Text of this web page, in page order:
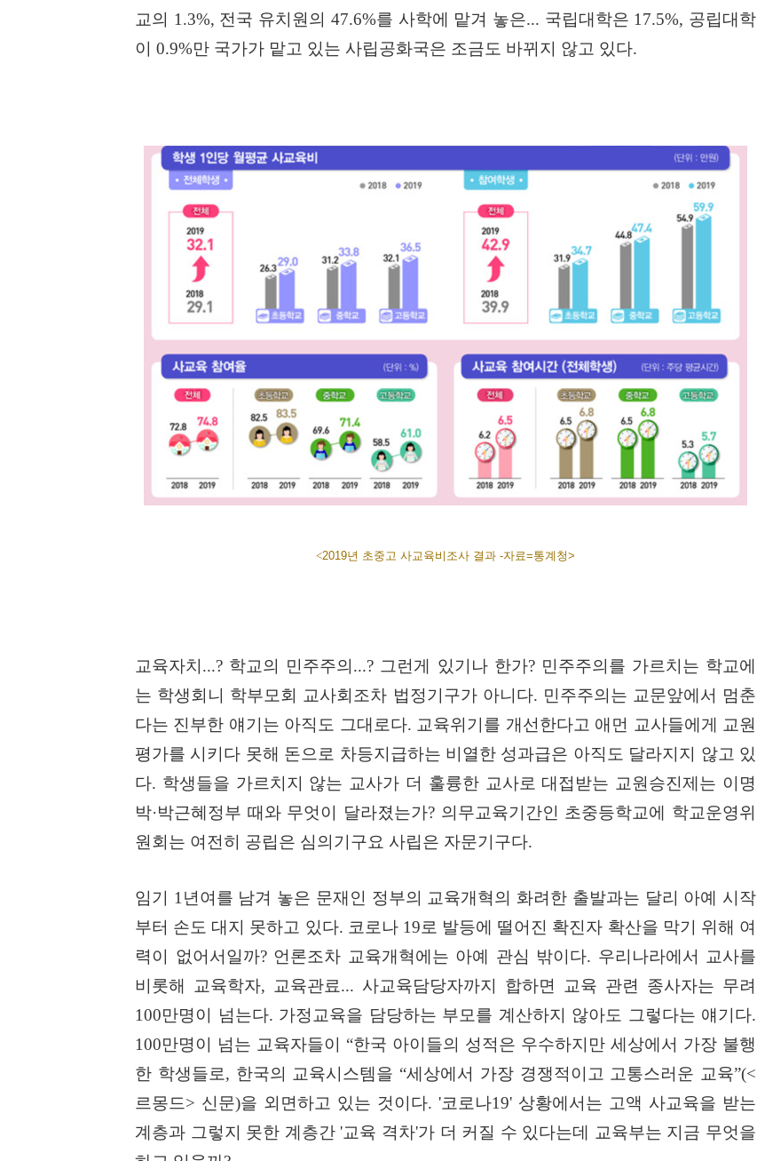
교의 1.3%, 전국 유치원의 47.6%를 사학에 맡겨 놓은... 국립대학은 17.5%, 공립대학
이 0.9%만 국가가 맡고 있는 사립공화국은 조금도 바뀌지 않고 있다.
<2019년 초중고 사교육비조사 결과 -자료=통계청>
교육자치 ...? 학교의 민주주의 ...? 그런게 있기나 한가? 민주주의를 가르치는 학교에
는 학생회니 학부모회 교사회조차 법정기구가 아니다. 민주주의는 교문앞에서 멈춘
다는 진부한 얘기는 아직도 그대로다. 교육위기를 개선한다고 애먼 교사들에게 교원
평가를 시키다 못해 돈으로 차등지급하는 비열한 성과급은 아직도 달라지지 않고 있
다. 학생들을 가르치지 않는 교사가 더 훌륭한 교사로 대접받는 교원승진제는 이명
박·박근혜정부 때와 무엇이 달라졌는가? 의무교육기간인 초중등학교에 학교운영위
원회는 여전히 공립은 심의기구요 사립은 자문기구다.
임기 1 년여를 남겨 놓은 문재인 정부의 교육개혁의 화려한 출발과는 달리 아예 시작
부터 손도 대지 못하고 있다. 코로나 19로 발등에 떨어진 확진자 확산을 막기 위해 여
력이 없어서일까? 언론조차 교육개혁에는 아예 관심 밖이다. 우리나라에서 교사를
비롯해 교육학자, 교육관료... 사교육담당자까지 합하면 교육 관련 종사자는 무려
100만명이 넘는다. 가정교육을 담당하는 부모를 계산하지 않아도 그렇다는 얘기다.
100만명이 넘는 교육자들이 “한국 아이들의 성적은 우수하지만 세상에서 가장 불행
한 학생들로, 한국의 교육시스템을 “세상에서 가장 경쟁적이고 고통스러운 교육”(<
르몽드> 신문)을 외면하고 있는 것이다. '코로나19' 상황에서는 고액 사교육을 받는
계층과 그렇지 못한 계층간'교육 격차'가 더 커질 수 있다는데 교육부는 지금 무엇을